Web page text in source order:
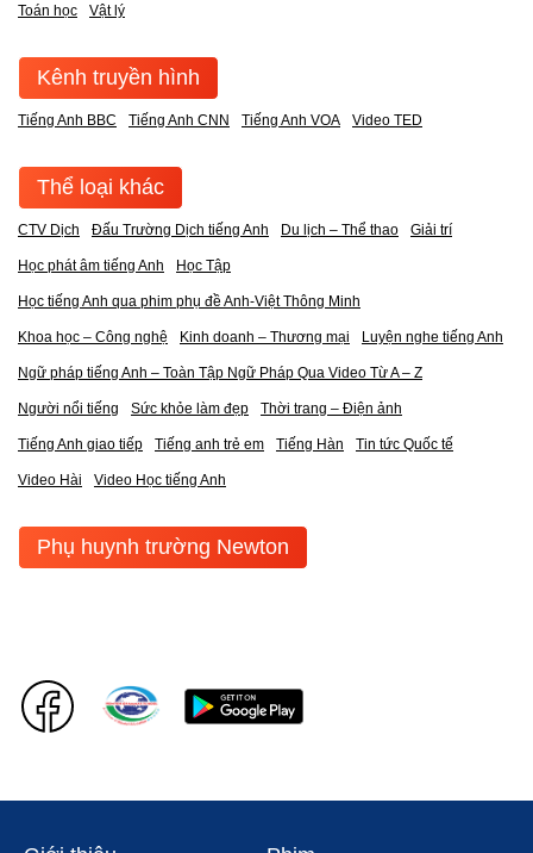
Toán học Vật lý
Kênh truyền hình
Tiếng Anh BBC Tiếng Anh CNN Tiếng Anh VOA Video TED
Thể loại khác
CTV Dịch Đấu Trường Dịch tiếng Anh Du lịch – Thể thao Giải trí
Học phát âm tiếng Anh Học Tập
Học tiếng Anh qua phim phụ đề Anh-Việt Thông Minh
Khoa học – Công nghệ Kinh doanh – Thương mại Luyện nghe tiếng Anh
Ngữ pháp tiếng Anh – Toàn Tập Ngữ Pháp Qua Video Từ A – Z
Người nổi tiếng Sức khỏe làm đẹp Thời trang – Điện ảnh
Tiếng Anh giao tiếp Tiếng anh trẻ em Tiếng Hàn Tin tức Quốc tế
Video Hài Video Học tiếng Anh
Phụ huynh trường Newton